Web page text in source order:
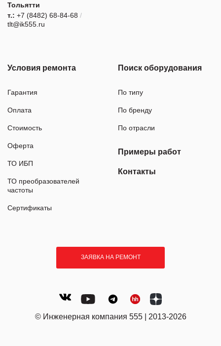
Тольятти
т.: +7 (8482) 68-84-68 /
tlt@ik555.ru
Условия ремонта
Гарантия
Оплата
Стоимость
Оферта
ТО ИБП
ТО преобразователей
частоты
Сертификаты
Поиск оборудования
По типу
По бренду
По отрасли
Примеры работ
Контакты
ЗАЯВКА НА РЕМОНТ
© Инженерная компания 555 | 2013-2026